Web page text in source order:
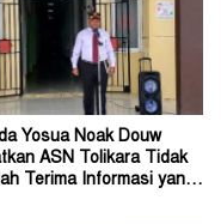
Yosua Noak Douw
ASN Tolikara Tidak
Terima Informasi yang